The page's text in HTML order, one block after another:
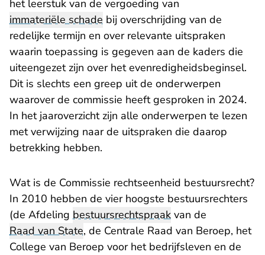
het leerstuk van de vergoeding van
immateriële schade bij overschrijding van de
redelijke termijn en over relevante uitspraken
waarin toepassing is gegeven aan de kaders die
uiteengezet zijn over het evenredigheidsbeginsel.
Dit is slechts een greep uit de onderwerpen
waarover de commissie heeft gesproken in 2024.
In het jaaroverzicht zijn alle onderwerpen te lezen
met verwijzing naar de uitspraken die daarop
betrekking hebben.
Wat is de Commissie rechtseenheid bestuursrecht?
In 2010 hebben de vier hoogste bestuursrechters
(de Afdeling bestuursrechtspraak van de
Raad van State, de Centrale Raad van Beroep, het
College van Beroep voor het bedrijfsleven en de